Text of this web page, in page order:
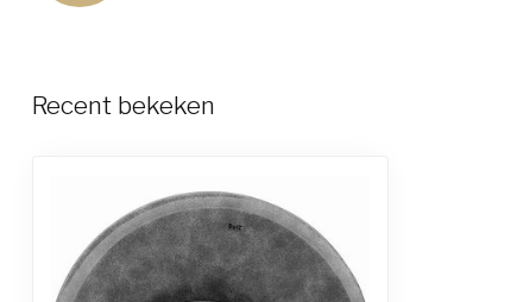
Recent bekeken